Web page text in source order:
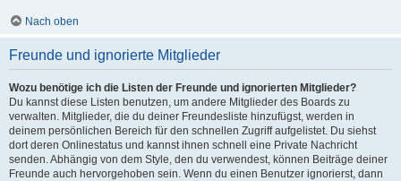
Nach oben
Freunde und ignorierte Mitglieder
Wozu benötige ich die Listen der Freunde und ignorierten Mitglieder?
Du kannst diese Listen benutzen, um andere Mitglieder des Boards zu
verwalten. Mitglieder, die du deiner Freundesliste hinzufügst, werden in
deinem persönlichen Bereich für den schnellen Zugriff aufgelistet. Du siehst
dort deren Onlinestatus und kannst ihnen schnell eine Private Nachricht
senden. Abhängig von dem Style, den du verwendest, können Beiträge deiner
Freunde auch hervorgehoben sein. Wenn du einen Benutzer ignorierst, dann